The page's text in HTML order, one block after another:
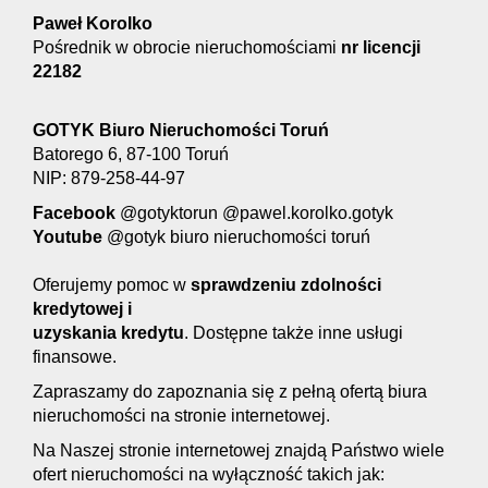
Paweł Korolko
Pośrednik w obrocie nieruchomościami nr licencji
22182
GOTYK Biuro Nieruchomości Toruń
Batorego 6, 87-100 Toruń
NIP: 879-258-44-97
Facebook @gotyktorun @pawel.korolko.gotyk
Youtube @gotyk biuro nieruchomości toruń
Oferujemy pomoc w sprawdzeniu zdolności
kredytowej i
uzyskania kredytu. Dostępne także inne usługi
finansowe.
Zapraszamy do zapoznania się z pełną ofertą biura
nieruchomości na stronie internetowej.
Na Naszej stronie internetowej znajdą Państwo wiele
ofert nieruchomości na wyłączność takich jak: